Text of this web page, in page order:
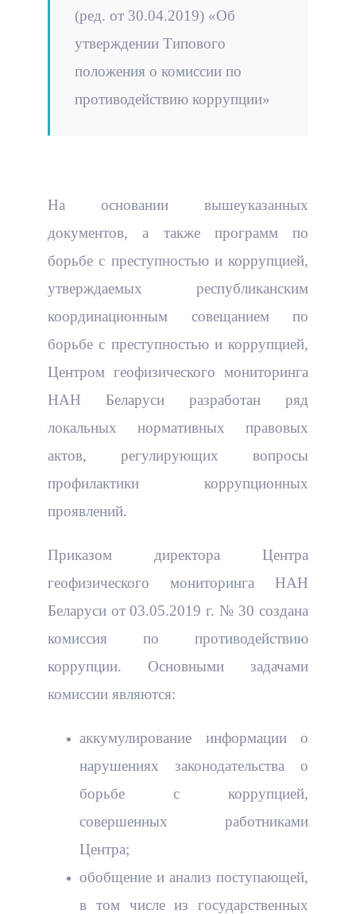
(ред. от 30.04.2019) «Об
утверждении Типового
положения о комиссии по
противодействию коррупции»
На основании вышеуказанных
документов, а также программ по
борьбе с преступностью и коррупцией,
утверждаемых республиканским
координационным совещанием по
борьбе с преступностью и коррупцией,
Центром геофизического мониторинга
НАН Беларуси разработан ряд
локальных нормативных правовых
актов, регулирующих вопросы
профилактики коррупционных
проявлений.
Приказом директора Центра
геофизического мониторинга НАН
Беларуси от 03.05.2019 г. № 30 создана
комиссия по противодействию
коррупции. Основными задачами
комиссии являются:
аккумулирование информации о
нарушениях законодательства о
борьбе с коррупцией,
совершенных работниками
Центра;
обобщение и анализ поступающей,
в том числе из государственных